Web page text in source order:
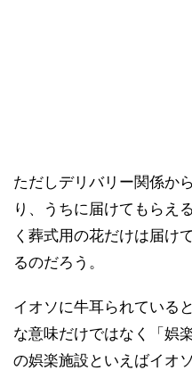
ただしデリバリー関係か
り、うちに届けてもらえ
く葬式用の花だけは届け
るのだろう。
イオソに牛耳られている
な意味だけではなく「娯
の娯楽施設といえばイオ